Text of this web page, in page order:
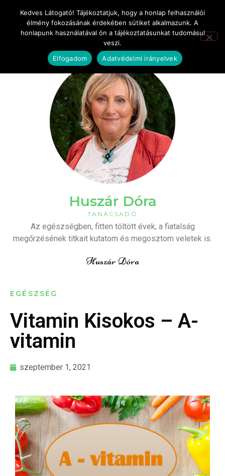
EGÉSZSÉG
Vitamin Kisokos – A-
vitamin
szeptember 1, 2021
Huszár Dóra
TANÁCSADÓ
Az egészségben, fitten töltött évek, a fiatalság
megőrzésének titkait kutatom és megosztom veletek is.
Huszár Dóra
Kedves Látogató! Tájékoztatjuk, hogy a honlap felhasználói
élmény fokozásának érdekében sütiket alkalmazunk. A
honlapunk használatával ön a tájékoztatásunkat tudomásul
veszi.
Elfogadom
Adatvédelmi irányelvek